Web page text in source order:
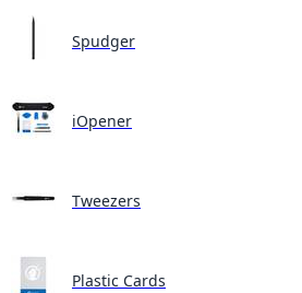
Spudger
iOpener
Tweezers
Plastic Cards